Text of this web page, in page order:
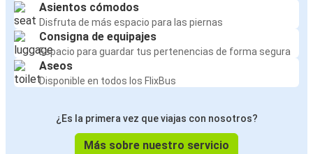
Asientos cómodos
Disfruta de más espacio para las piernas
Consigna de equipajes
Espacio para guardar tus pertenencias de forma segura
Aseos
Disponible en todos los FlixBus
¿Es la primera vez que viajas con nosotros?
Más sobre nuestro servicio